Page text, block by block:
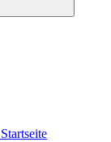
Startseite